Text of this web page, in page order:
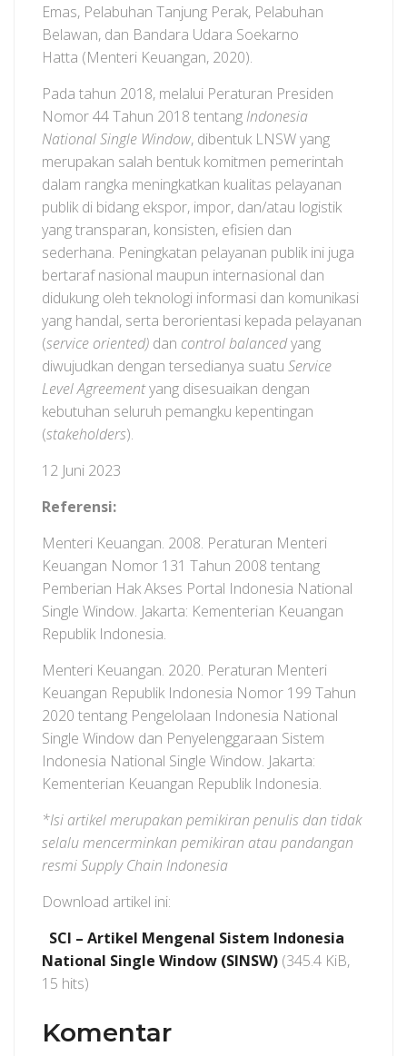
Emas, Pelabuhan Tanjung Perak, Pelabuhan
Belawan, dan Bandara Udara Soekarno
Hatta (Menteri Keuangan, 2020).
Pada tahun 2018, melalui Peraturan Presiden
Nomor 44 Tahun 2018 tentang Indonesia
National Single Window, dibentuk LNSW yang
merupakan salah bentuk komitmen pemerintah
dalam rangka meningkatkan kualitas pelayanan
publik di bidang ekspor, impor, dan/atau logistik
yang transparan, konsisten, efisien dan
sederhana. Peningkatan pelayanan publik ini juga
bertaraf nasional maupun internasional dan
didukung oleh teknologi informasi dan komunikasi
yang handal, serta berorientasi kepada pelayanan
(service oriented) dan control balancedyang
diwujudkan dengan tersedianya suatu Service
Level Agreementyang disesuaikan dengan
kebutuhan seluruh pemangku kepentingan
(stakeholders).
12 Juni 2023
Referensi:
Menteri Keuangan. 2008. Peraturan Menteri
Keuangan Nomor 131 Tahun 2008 tentang
Pemberian Hak Akses Portal Indonesia National
Single Window. Jakarta: Kementerian Keuangan
Republik Indonesia.
Menteri Keuangan. 2020. Peraturan Menteri
Keuangan Republik Indonesia Nomor 199 Tahun
2020 tentang Pengelolaan Indonesia National
Single Window dan Penyelenggaraan Sistem
Indonesia National Single Window. Jakarta:
Kementerian Keuangan Republik Indonesia.
*Isi artikel merupakan pemikiran penulis dan tidak
selalu mencerminkan pemikiran atau pandangan
resmi Supply Chain Indonesia
Download artikel ini:
SCI – Artikel Mengenal Sistem Indonesia
National Single Window (SINSW) (345.4 KiB,
15 hits)
Komentar